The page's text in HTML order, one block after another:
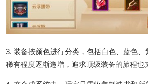
3. 装备按颜色进行分类，包括白色、蓝色、
稀有程度逐渐递增，追求顶级装备的旅程也